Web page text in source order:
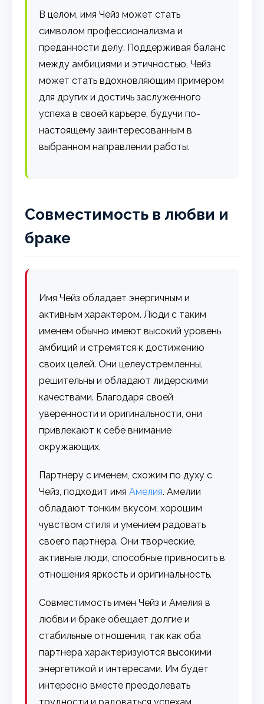
В целом, имя Чейз может стать
символом профессионализма и
преданности делу. Поддерживая баланс
между амбициями и этичностью, Чейз
может стать вдохновляющим примером
для других и достичь заслуженного
успеха в своей карьере, будучи по-
настоящему заинтересованным в
выбранном направлении работы.
Совместимость в любви и
браке
Имя Чейз обладает энергичным и
активным характером. Люди с таким
именем обычно имеют высокий уровень
амбиций и стремятся к достижению
своих целей. Они целеустремленны,
решительны и обладают лидерскими
качествами. Благодаря своей
уверенности и оригинальности, они
привлекают к себе внимание
окружающих.
Партнеру с именем, схожим по духу с
Чейз, подходит имяАмелия. Амелии
обладают тонким вкусом, хорошим
чувством стиля и умением радовать
своего партнера. Они творческие,
активные люди, способные привносить в
отношения яркость и оригинальность.
Совместимость имен Чейз и Амелия в
любви и браке обещает долгие и
стабильные отношения, так как оба
партнера характеризуются высокими
энергетикой и интересами. Им будет
интересно вместе преодолевать